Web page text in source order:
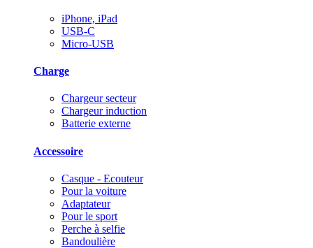
iPhone, iPad
USB-C
Micro-USB
Charge
Chargeur secteur
Chargeur induction
Batterie externe
Accessoire
Casque - Ecouteur
Pour la voiture
Adaptateur
Pour le sport
Perche à selfie
Bandoulière